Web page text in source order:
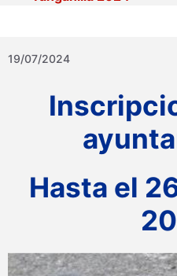
19/07/2024
Hasta el